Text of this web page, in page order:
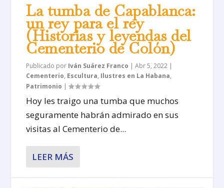
La tumba de Capablanca:
un rey para el rey
(Historias y leyendas del
Cementerio de Colón)
Publicado por Iván Suárez Franco |Abr 5, 2022 |
Cementerio, Escultura, Ilustres en La Habana,
Patrimonio |
Hoy les traigo una tumba que muchos
seguramente habrán admirado en sus
visitas al Cementerio de...
LEER MÁS